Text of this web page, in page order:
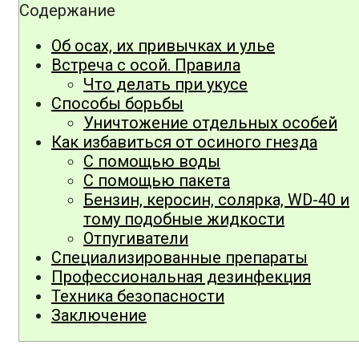
Содержание
Об осах, их привычках и улье
Встреча с осой. Правила
Что делать при укусе
Способы борьбы
Уничтожение отдельных особей
Как избавиться от осиного гнезда
С помощью воды
С помощью пакета
Бензин, керосин, солярка, WD-40 и
тому подобные жидкости
Отпугиватели
Специализированные препараты
Профессиональная дезинфекция
Техника безопасности
Заключение